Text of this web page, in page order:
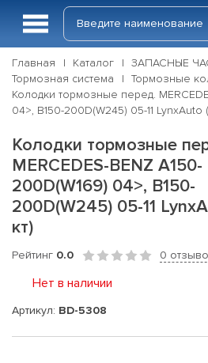
Главная Каталог
ЗАПАСНЫЕ
Тормозная система
Тормозные
Колодки тормозные перед.
04>, B150-200D(W245) 05-11 LynxAuto
Колодки тормозные
MERCEDES-BENZ A150-
200D(W169) 04>, B150-
200D(W245) 05-11
кт)
Рейтинг 0.0 0
Нет в наличии
Артикул: BD-5308